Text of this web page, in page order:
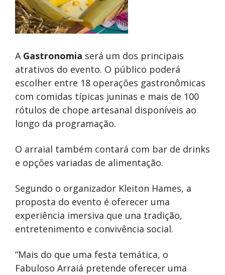
A Gastronomia será um dos principais
atrativos do evento. O público poderá
escolher entre 18 operações gastronômicas
com comidas típicas juninas e mais de 100
rótulos de chope artesanal disponíveis ao
longo da programação.
O arraial também contará com bar de drinks
e opções variadas de alimentação.
Segundo o organizador Kleiton Hames, a
proposta do evento é oferecer uma
experiência imersiva que una tradição,
entretenimento e convivência social.
“Mais do que uma festa temática, o
Fabuloso Arraiá pretende oferecer uma